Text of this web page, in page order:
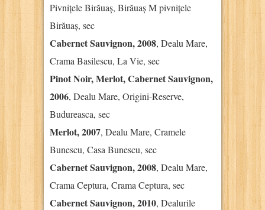
Pivnițele Birăuaș, Birăuaș M pivnițele
Birăuaș, sec
Cabernet Sauvignon, 2008, Dealu Mare,
Crama Basilescu, La Vie, sec
Pinot Noir, Merlot, Cabernet Sauvignon,
2006, Dealu Mare, Origini-Reserve,
Budureasca, sec
Merlot, 2007, Dealu Mare, Cramele
Bunescu, Casa Bunescu, sec
Cabernet Sauvignon, 2008, Dealu Mare,
Crama Ceptura, Crama Ceptura, sec
Cabernet Sauvignon, 2010, Dealurile